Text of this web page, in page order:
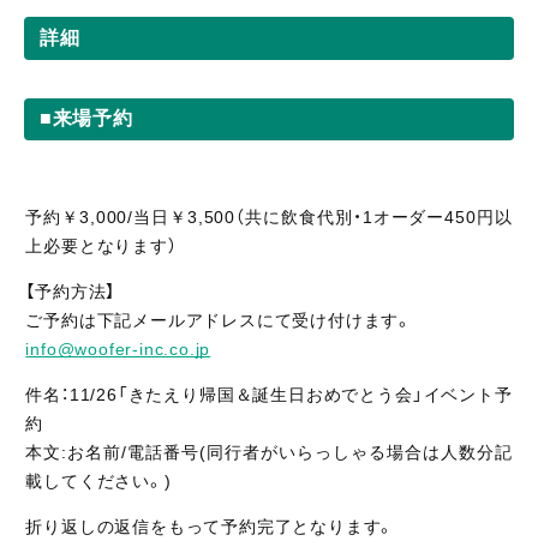
詳細
■来場予約
予約￥3,000/当日￥3,500（共に飲食代別・1オーダー450円以
上必要となります）
【予約方法】
ご予約は下記メールアドレスにて受け付けます。
info@woofer-inc.co.jp
件名：11/26「きたえり帰国＆誕生日おめでとう会」イベント予
約
本文:お名前/電話番号(同行者がいらっしゃる場合は人数分記
載してください。)
折り返しの返信をもって予約完了となります。